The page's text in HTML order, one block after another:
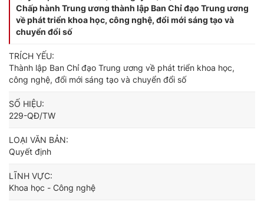
Chấp hành Trung ương thành lập Ban Chỉ đạo Trung ương
về phát triển khoa học, công nghệ, đổi mới sáng tạo và
chuyển đổi số
TRÍCH YẾU:
Thành lập Ban Chỉ đạo Trung ương về phát triển khoa học,
công nghệ, đổi mới sáng tạo và chuyển đổi số
SỐ HIỆU:
229-QĐ/TW
LOẠI VĂN BẢN:
Quyết định
LĨNH VỰC:
Khoa học - Công nghệ